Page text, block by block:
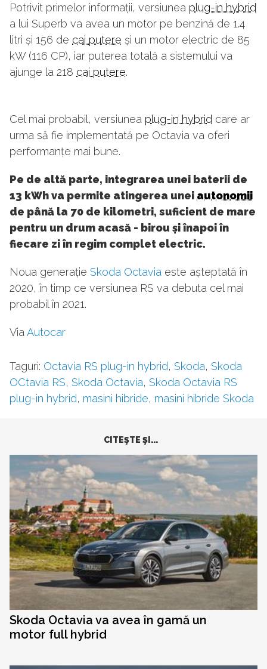
Potrivit primelor informații, versiunea plug-in hybrid
a lui Superb va avea un motor pe benzină de 1.4
litri și 156 de cai putere și un motor electric de 85
kW (116 CP), iar puterea totală a sistemului va
ajunge la 218 cai putere.
Cel mai probabil, versiunea plug-in hybrid care ar
urma să fie implementată pe Octavia va oferi
performanțe mai bune.
Pe de altă parte, integrarea unei baterii de
13 kWh va permite atingerea unei autonomii
de până la 70 de kilometri, suficient de mare
pentru un drum acasă - birou și înapoi în
fiecare zi în regim complet electric.
Noua generație Skoda Octavia este așteptată în
2020, în timp ce versiunea RS va debuta cel mai
probabil în 2021.
ViaAutocar
Taguri: Octavia RS plug-in hybrid, Skoda, Skoda
OCtavia RS, Skoda Octavia, Skoda Octavia RS
plug-in hybrid, masini hibride, masini hibride Skoda
CITEŞTE ŞI...
Skoda Octavia va avea în gamă un
motor full hybrid